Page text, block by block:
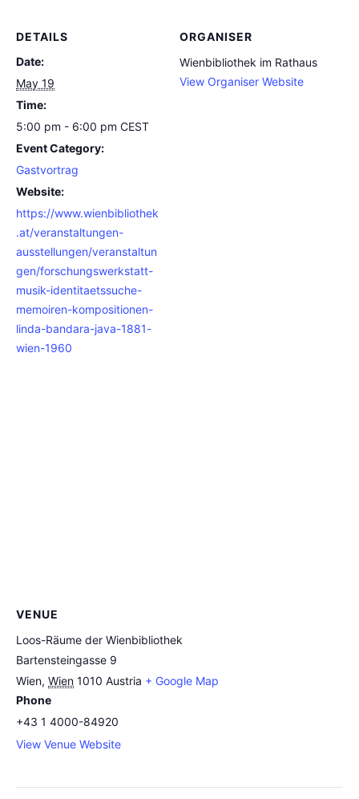
DETAILS
Date:
May 19
Time:
5:00 pm - 6:00 pm CEST
Event Category:
Gastvortrag
Website:
https://www.wienbibliothek
.at/veranstaltungen-
ausstellungen/veranstaltun
gen/forschungswerkstatt-
musik-identitaetssuche-
memoiren-kompositionen-
linda-bandara-java-1881-
wien-1960
ORGANISER
Wienbibliothek im Rathaus
View Organiser Website
VENUE
Loos-Räume der Wienbibliothek
Bartensteingasse 9
Wien, Wien 1010 Austria + Google Map
Phone
+43 1 4000-84920
View Venue Website